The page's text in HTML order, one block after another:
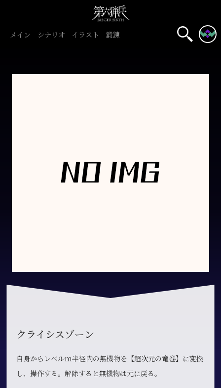
メイン シナリオ イラスト 鍛錬
クライシスゾーン
自身からレベルm半径内の無機物を【超次元の竜巻】に変換
し、操作する。解除すると無機物は元に戻る。